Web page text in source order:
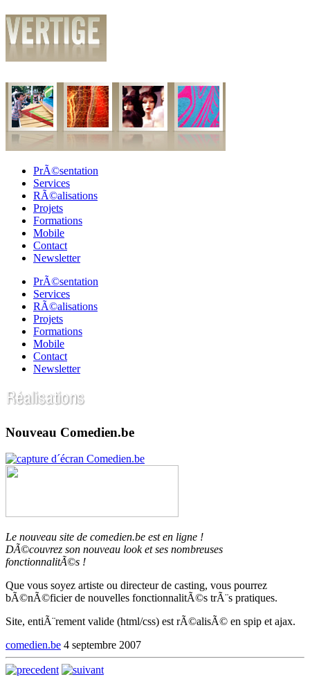
PrÃ©sentation
Services
RÃ©alisations
Projets
Formations
Mobile
Contact
Newsletter
PrÃ©sentation
Services
RÃ©alisations
Projets
Formations
Mobile
Contact
Newsletter
Nouveau Comedien.be
Le nouveau site de comedien.be est en ligne !
DÃ©couvrez son nouveau look et ses nombreuses
fonctionnalitÃ©s !
Que vous soyez artiste ou directeur de casting, vous pourrez
bÃ©nÃ©ficier de nouvelles fonctionnalitÃ©s trÃ¨s pratiques.
Site, entiÃ¨rement valide (html/css) est rÃ©alisÃ© en spip et ajax.
comedien.be 4 septembre 2007